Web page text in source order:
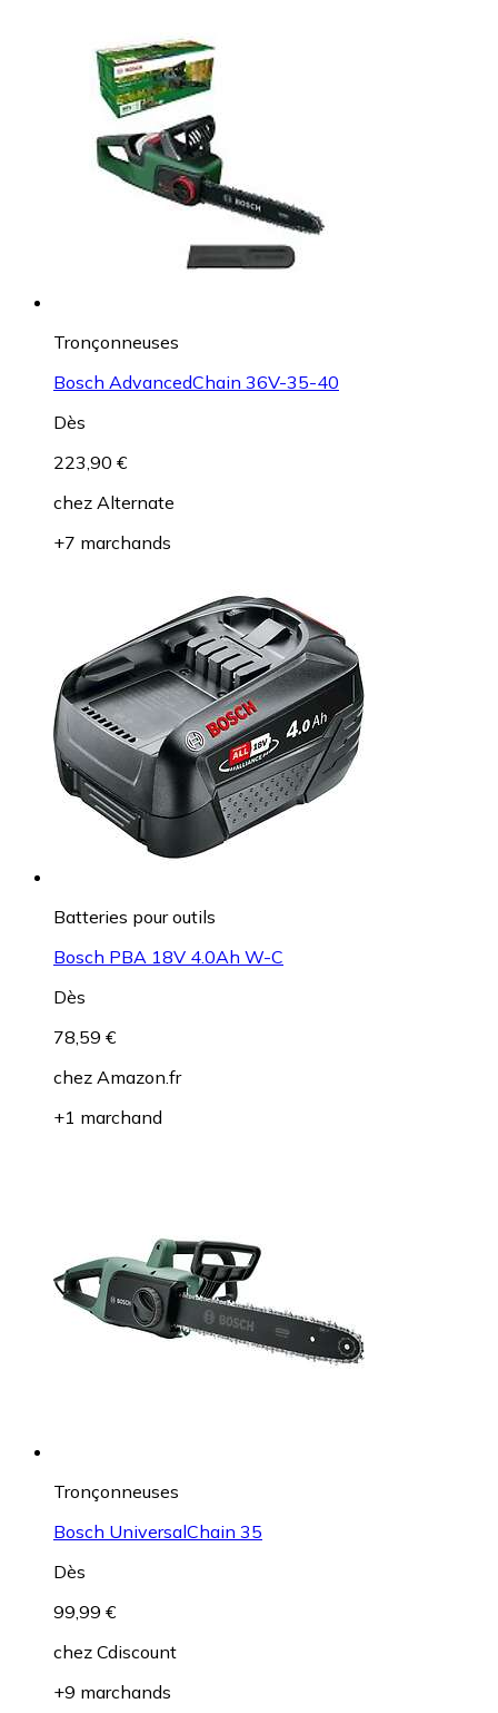
Tronçonneuses
Bosch AdvancedChain 36V-35-40
Dès
223,90 €
chez Alternate
+7 marchands
Batteries pour outils
Bosch PBA 18V 4.0Ah W-C
Dès
78,59 €
chez Amazon.fr
+1 marchand
Tronçonneuses
Bosch UniversalChain 35
Dès
99,99 €
chez Cdiscount
+9 marchands